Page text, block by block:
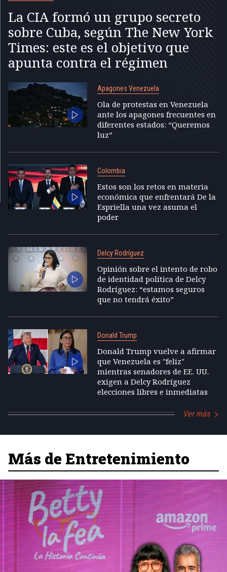
La CIA formó un grupo secreto
sobre Cuba, según The New York
Times: este es el objetivo que
apunta contra el régimen
Apagones Venezuela
Ola de protestas en Venezuela
ante los apagones frecuentes en
diferentes estados: “Queremos
luz”
Colombia
Estos son los retos en materia
económica que enfrentará De la
Espriella una vez asuma el
poder
Delcy Rodríguez
Opinión sobre el intento de robo
de identidad política de Delcy
Rodríguez: “estamos seguros
que no tendrá éxito”
Donald Trump
Donald Trump vuelve a afirmar
que Venezuela es "feliz"
mientras senadores de EE. UU.
exigen a Delcy Rodríguez
elecciones libres e inmediatas
Ver más
Más de Entretenimiento